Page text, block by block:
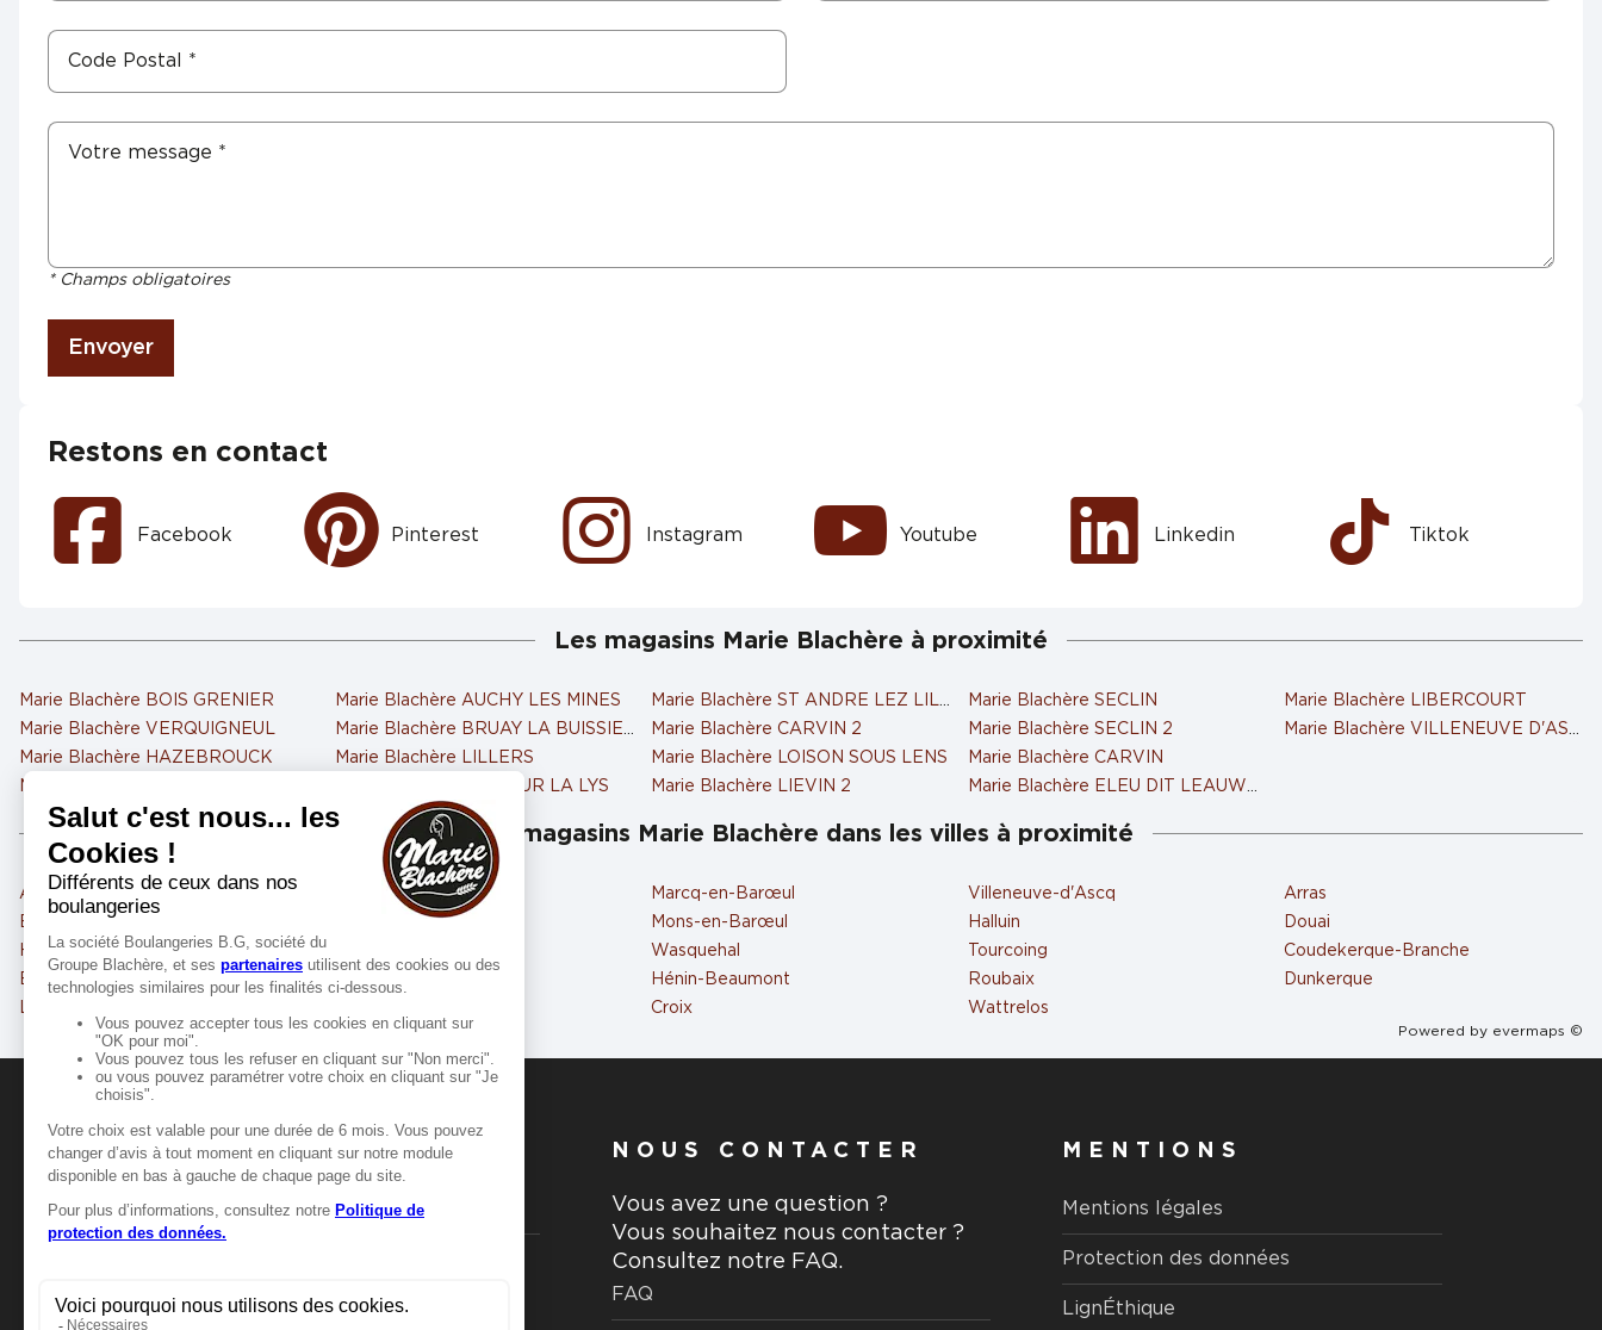
* Champs obligatoires
Envoyer
Restons en contact
Facebook Pinterest Instagram Youtube Linkedin Tiktok
Les magasins Marie Blachère à proximité
Marie Blachère BOIS GRENIER
Marie Blachère VERQUIGNEUL
Marie Blachère HAZEBROUCK
Marie Blachère HAZEBROUCK 2
Marie Blachère AUCHY LES MINES
Marie Blachère BRUAY LA BUISSIERE
Marie Blachère LILLERS
Marie Blachère AIRE SUR LA LYS
Marie Blachère ST ANDRE LEZ LILLE
Marie Blachère CARVIN 2
Marie Blachère LOISON SOUS LENS
Marie Blachère LIEVIN 2
Marie Blachère SECLIN
Marie Blachère SECLIN 2
Marie Blachère CARVIN
Marie Blachère ELEU DIT LEAUWETTE
Marie Blachère LIBERCOURT
Marie Blachère VILLENEUVE D'ASCQ
Les magasins Marie Blachère dans les villes à proximité
Armentières
Béthune
Hazebrouck
Bruay-la-Buissière
Lambersart
Liévin
Marcq-en-Barœul
Mons-en-Barœul
Wasquehal
Hénin-Beaumont
Croix
Villeneuve-d'Ascq
Halluin
Tourcoing
Roubaix
Wattrelos
Arras
Douai
Coudekerque-Branche
Dunkerque
Powered by evermaps ©
MANGER-BOUGER
Manger-Bouger.fr
NOUS CONTACTER
Vous avez une question ?
Vous souhaitez nous contacter ?
Consultez notre FAQ.
FAQ
MENTIONS
Mentions légales
Protection des données
LignÉthique